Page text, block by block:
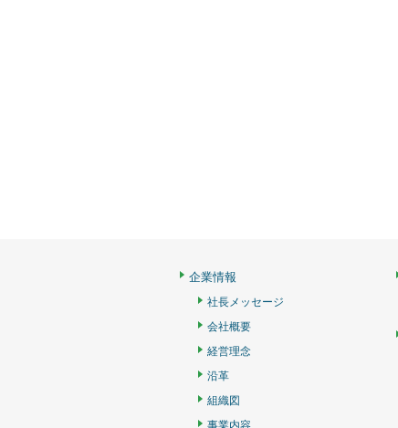
企業情報
社長メッセージ
会社概要
経営理念
沿革
組織図